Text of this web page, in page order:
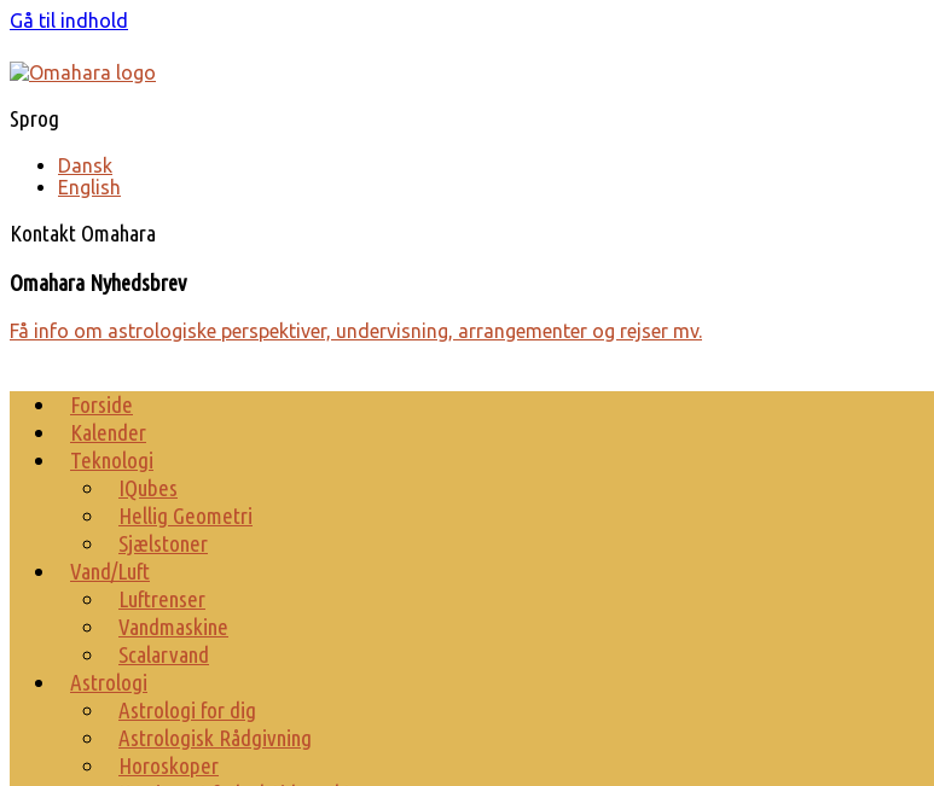
Gå til indhold
Sprog
Dansk
English
Kontakt Omahara
Omahara Nyhedsbrev
Få info om astro­lo­giske perspek­tiver, under­visning, arrange­menter og rejser mv.
Forside
Kalender
Teknologi
IQubes
Hellig Geometri
Sjælstoner
Vand/Luft
Luftrenser
Vandmaskine
Scalarvand
Astrologi
Astrologi for dig
Astrologisk Rådgivning
Horoskoper